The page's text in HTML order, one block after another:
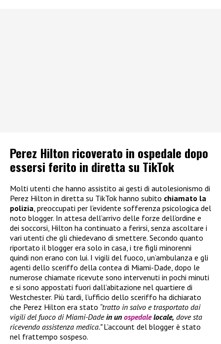
Perez Hilton ricoverato in ospedale dopo
essersi ferito in diretta su TikTok
Molti utenti che hanno assistito ai gesti di autolesionismo di
Perez Hilton in diretta su TikTok hanno subito chiamato la
polizia , preoccupati per l’evidente sofferenza psicologica del
noto blogger. In attesa dell’arrivo delle forze dell’ordine e
dei soccorsi, Hilton ha continuato a ferirsi, senza ascoltare i
vari utenti che gli chiedevano di smettere. Secondo quanto
riportato il blogger era solo in casa, i tre figli minorenni
quindi non erano con lui. I vigili del fuoco, un’ambulanza e gli
agenti dello sceriffo della contea di Miami-Dade, dopo le
numerose chiamate ricevute sono intervenuti in pochi minuti
e si sono appostati fuori dall’abitazione nel quartiere di
Westchester. Più tardi, l’ufficio dello sceriffo ha dichiarato
che Perez Hilton era stato “tratto in salvo e trasportato dai
vigili del fuoco di Miami-Dadein un ospedalelocale, dove sta
ricevendo assistenza medica.”L’account del blogger è stato
nel frattempo sospeso.